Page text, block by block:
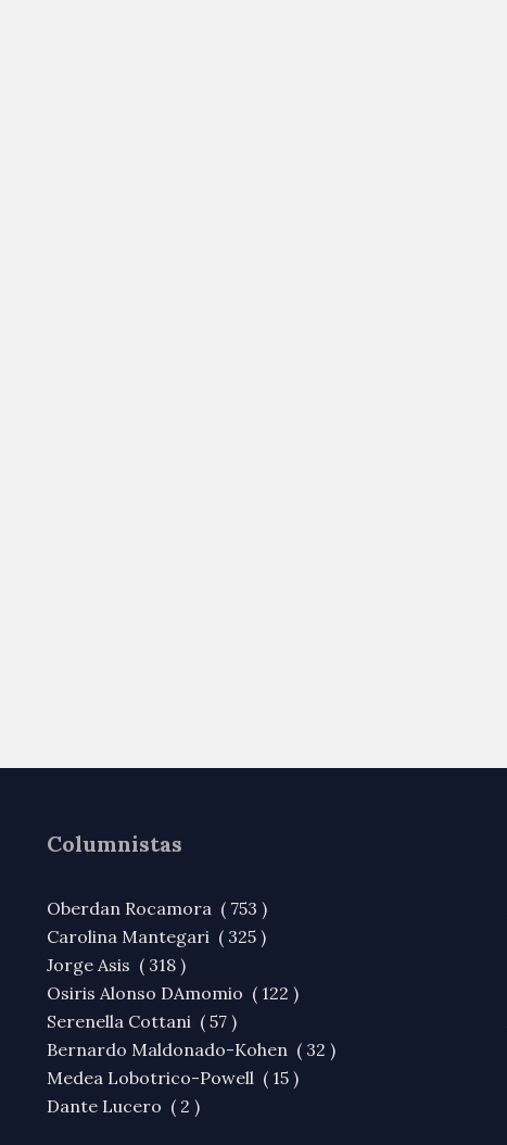
Columnistas
Oberdan Rocamora ( 753 )
Carolina Mantegari ( 325 )
Jorge Asis ( 318 )
Osiris Alonso DAmomio ( 122 )
Serenella Cottani ( 57 )
Bernardo Maldonado-Kohen ( 32 )
Medea Lobotrico-Powell ( 15 )
Dante Lucero ( 2 )